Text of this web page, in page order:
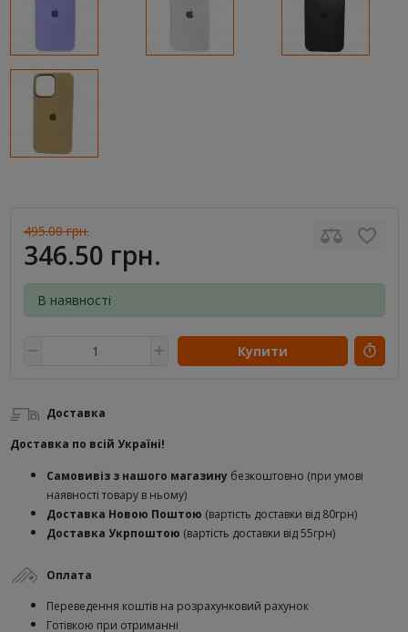
495.00 грн.
346.50 грн.
В наявності
Купити
Доставка
Доставка по всій Україні!
Самовивіз з нашого магазину безкоштовно (при умові
наявності товару в ньому)
Доставка Новою Поштою (вартість доставки від 80грн)
Доставка Укрпоштою (вартість доставки від 55грн)
Оплата
Переведення коштів на розрахунковий рахунок
Готівкою при отриманні